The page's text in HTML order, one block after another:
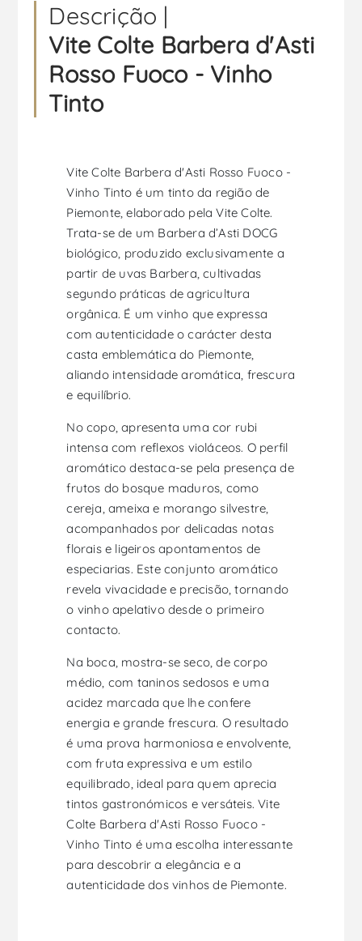
Descrição |
Vite Colte Barbera d'Asti
Rosso Fuoco - Vinho
Tinto
Vite Colte Barbera d'Asti Rosso Fuoco -
Vinho Tinto é um tinto da região de
Piemonte, elaborado pela Vite Colte.
Trata-se de um Barbera d’Asti DOCG
biológico, produzido exclusivamente a
partir de uvas Barbera, cultivadas
segundo práticas de agricultura
orgânica. É um vinho que expressa
com autenticidade o carácter desta
casta emblemática do Piemonte,
aliando intensidade aromática, frescura
e equilíbrio.
No copo, apresenta uma cor rubi
intensa com reflexos violáceos. O perfil
aromático destaca-se pela presença de
frutos do bosque maduros, como
cereja, ameixa e morango silvestre,
acompanhados por delicadas notas
florais e ligeiros apontamentos de
especiarias. Este conjunto aromático
revela vivacidade e precisão, tornando
o vinho apelativo desde o primeiro
contacto.
Na boca, mostra-se seco, de corpo
médio, com taninos sedosos e uma
acidez marcada que lhe confere
energia e grande frescura. O resultado
é uma prova harmoniosa e envolvente,
com fruta expressiva e um estilo
equilibrado, ideal para quem aprecia
tintos gastronómicos e versáteis. Vite
Colte Barbera d'Asti Rosso Fuoco -
Vinho Tinto é uma escolha interessante
para descobrir a elegância e a
autenticidade dos vinhos de Piemonte.